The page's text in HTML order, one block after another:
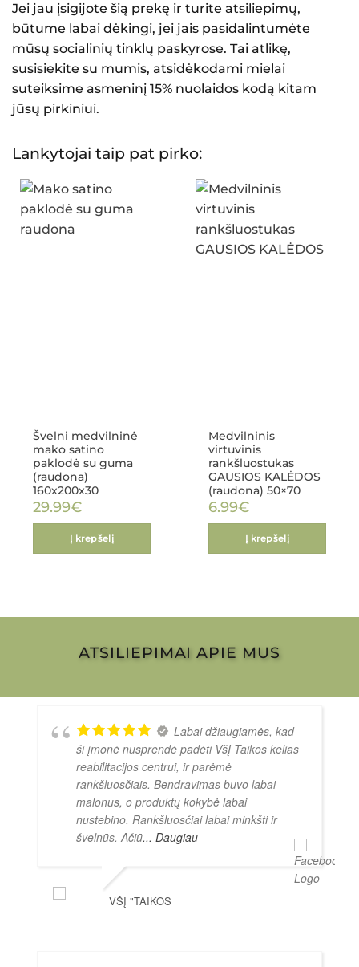
Jei jau įsigijote šią prekę ir turite atsiliepimų,
būtume labai dėkingi, jei jais pasidalintumėte
mūsų socialinių tinklų paskyrose. Tai atlikę,
susisiekite su mumis, atsidėkodami mielai
suteiksime asmeninį 15% nuolaidos kodą kitam
jūsų pirkiniui.
Lankytojai taip pat pirko:
Švelni medvilninė
mako satino
paklodė su guma
(raudona)
160x200x30
29.99€
Į krepšelį
Medvilninis
virtuvinis
rankšluostukas
GAUSIOS KALĖDOS
(raudona) 50×70
6.99€
Į krepšelį
ATSILIEPIMAI APIE MUS
Labai džiaugiamės, kad
ši įmonė nusprendė padėti VšĮ Taikos kelias
reabilitacijos centrui, ir parėmė
rankšluosčiais. Bendravimas buvo labai
malonus, o produktų kokybė labai
nustebino. Rankšluosčiai labai minkšti ir
švelnūs. Ačiū... Daugiau
VŠĮ "TAIKOS